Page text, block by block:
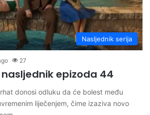
Nasljednik serija
27
epizoda 44
donosi odluku da će bolest među
liječenjem, čime izaziva novo